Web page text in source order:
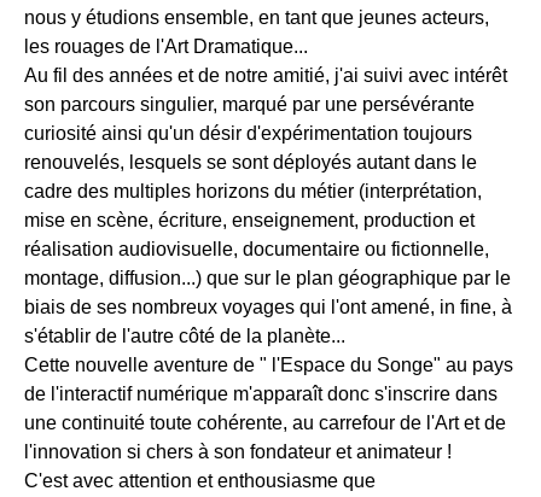
nous y étudions ensemble, en tant que jeunes acteurs,
les rouages de l'Art Dramatique...
Au fil des années et de notre amitié, j'ai suivi avec intérêt
son parcours singulier, marqué par une persévérante
curiosité ainsi qu'un désir d'expérimentation toujours
renouvelés, lesquels se sont déployés autant dans le
cadre des multiples horizons du métier (interprétation,
mise en scène, écriture, enseignement, production et
réalisation audiovisuelle, documentaire ou fictionnelle,
montage, diffusion...) que sur le plan géographique par le
biais de ses nombreux voyages qui l'ont amené, in fine, à
s'établir de l'autre côté de la planète...
Cette nouvelle aventure de " l'Espace du Songe" au pays
de l'interactif numérique m'apparaît donc s'inscrire dans
une continuité toute cohérente, au carrefour de l'Art et de
l'innovation si chers à son fondateur et animateur !
C'est avec attention et enthousiasme que